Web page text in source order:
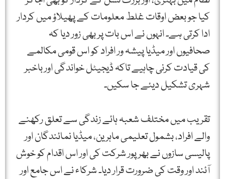
کیا جو بعض اوقات غلط معلومات کے پھیلاؤ میں کردار
ادا کرتی ہے۔ انہوں نے اس بات پر بھی زور دیا کہ
صحافیوں اور میڈیا پیشہ ور افراد کو اس قومی مکالمے
کی قیادت کرنی چاہیے تاکہ ڈیجیٹل خواندگی اور باخبر
شہری تشکیل دیئے جا سکیں۔
تقریب میں مختلف شعبہ ہائے زندگی سے تعلق رکھنے
والے افراد، بشمول تعلیمی ماہرین، میڈیا نمائندگان اور
پالیسی سازوں نے بھرپور شرکت کی اور اس اقدام کو خوش
آئند اور وقت کی ضرورت قرار دیا۔ شرکاء نے اس جامع اور